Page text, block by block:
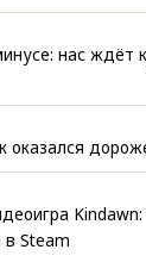
нас ждёт
оказался
Steam